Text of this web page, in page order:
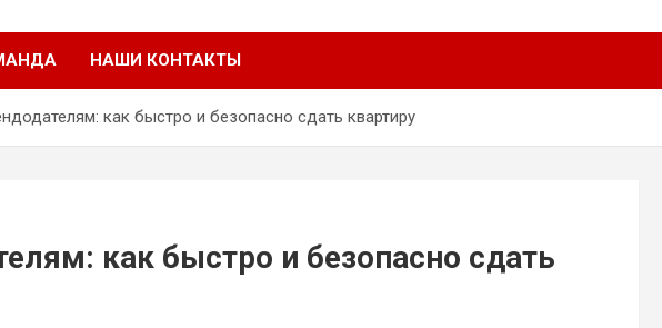
НАШИ КОНТАКТЫ
как быстро и безопасно сдать квартиру
как быстро и безопасно сдать